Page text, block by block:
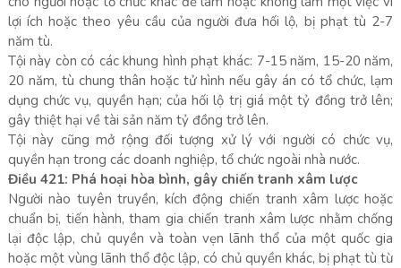
lợi ích hoặc theo yêu cầu của người đưa hối lộ, bị phạt tù 2-7
năm tù.
Tội này còn có các khung hình phạt khác: 7-15 năm, 15-20 năm,
20 năm, tù chung thân hoặc tử hình nếu gây án có tổ chức, lạm
dụng chức vụ, quyền hạn; của hối lộ trị giá một tỷ đồng trở lên;
gây thiệt hại về tài sản năm tỷ đồng trở lên.
Tội này cũng mở rộng đối tượng xử lý với người có chức vụ,
quyền hạn trong các doanh nghiệp, tổ chức ngoài nhà nước.
Điều 421: Phá hoại hòa bình, gây chiến tranh xâm lược
Người nào tuyên truyền, kích động chiến tranh xâm lược hoặc
chuẩn bị, tiến hành, tham gia chiến tranh xâm lược nhằm chống
lại độc lập, chủ quyền và toàn vẹn lãnh thổ của một quốc gia
hoặc một vùng lãnh thổ độc lập, có chủ quyền khác, bị phạt tù từ